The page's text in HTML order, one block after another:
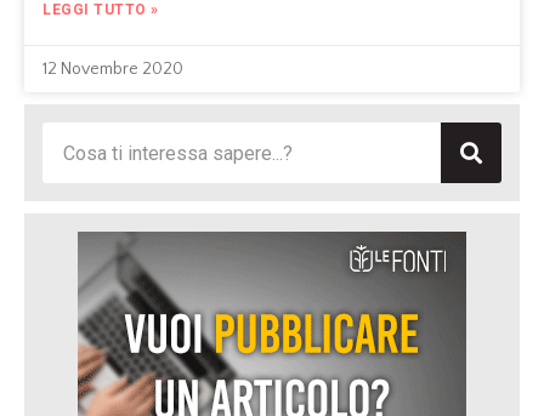
LEGGI TUTTO »
12 Novembre 2020